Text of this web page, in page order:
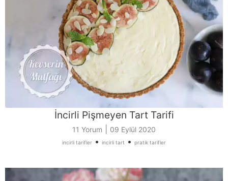
İncirli Pişmeyen Tart Tarifi
11 Yorum 09 Eylül 2020
incirli tarifler • incirli tart • pratik tarifler